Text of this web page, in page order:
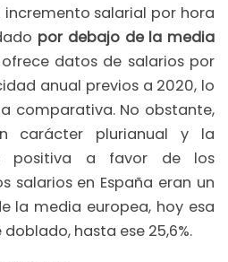
salarial por hora
por debajo de la media
datos de salarios por
anual previos a 2020, lo
comparativa. No obstante,
carácter plurianual y la
positiva a favor de los
salarios en España eran un
la media europea, hoy esa
hasta ese 25,6%.